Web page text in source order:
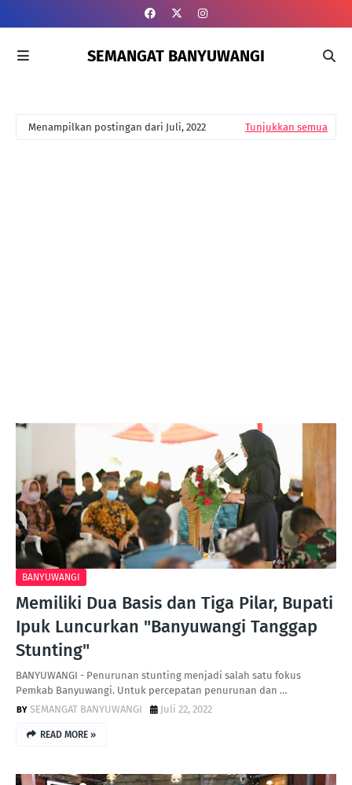
SEMANGAT BANYUWANGI
Menampilkan postingan dari Juli, 2022 Tunjukkan semua
BANYUWANGI
Memiliki Dua Basis dan Tiga Pilar, Bupati
Ipuk Luncurkan "Banyuwangi Tanggap
Stunting"
BANYUWANGI - Penurunan stunting menjadi salah satu fokus
Pemkab Banyuwangi. Untuk percepatan penurunan dan …
SEMANGAT BANYUWANGI
Juli 22, 2022
READ MORE »